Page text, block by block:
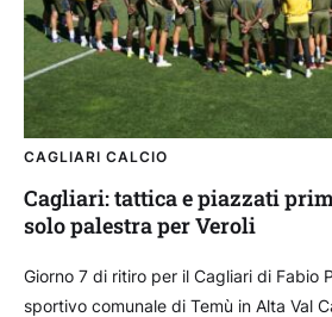
CAGLIARI CALCIO
Cagliari: tattica e piazzati
solo palestra per Veroli
Giorno 7 di ritiro per il Cagliari di Fabio
sportivo comunale di Temù in Alta Val